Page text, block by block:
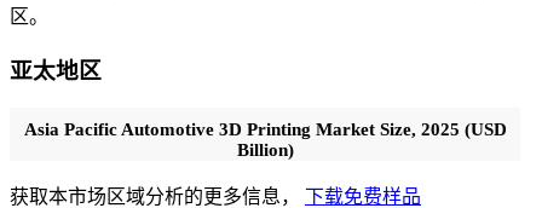
区。
亚太地区
Asia Pacific Automotive 3D Printing Market Size, 2025 (USD
Billion)
获取本市场区域分析的更多信息， 下载免费样品